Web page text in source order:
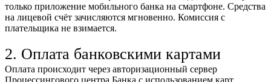
только приложение мобильного банка на смартфоне. Средства
на лицевой счёт зачисляются мгновенно. Комиссия с
плательщика не взимается.
2. Оплата банковскими картами
Оплата происходит через авторизационный сервер
Процессингового центра Банка с использованием карт